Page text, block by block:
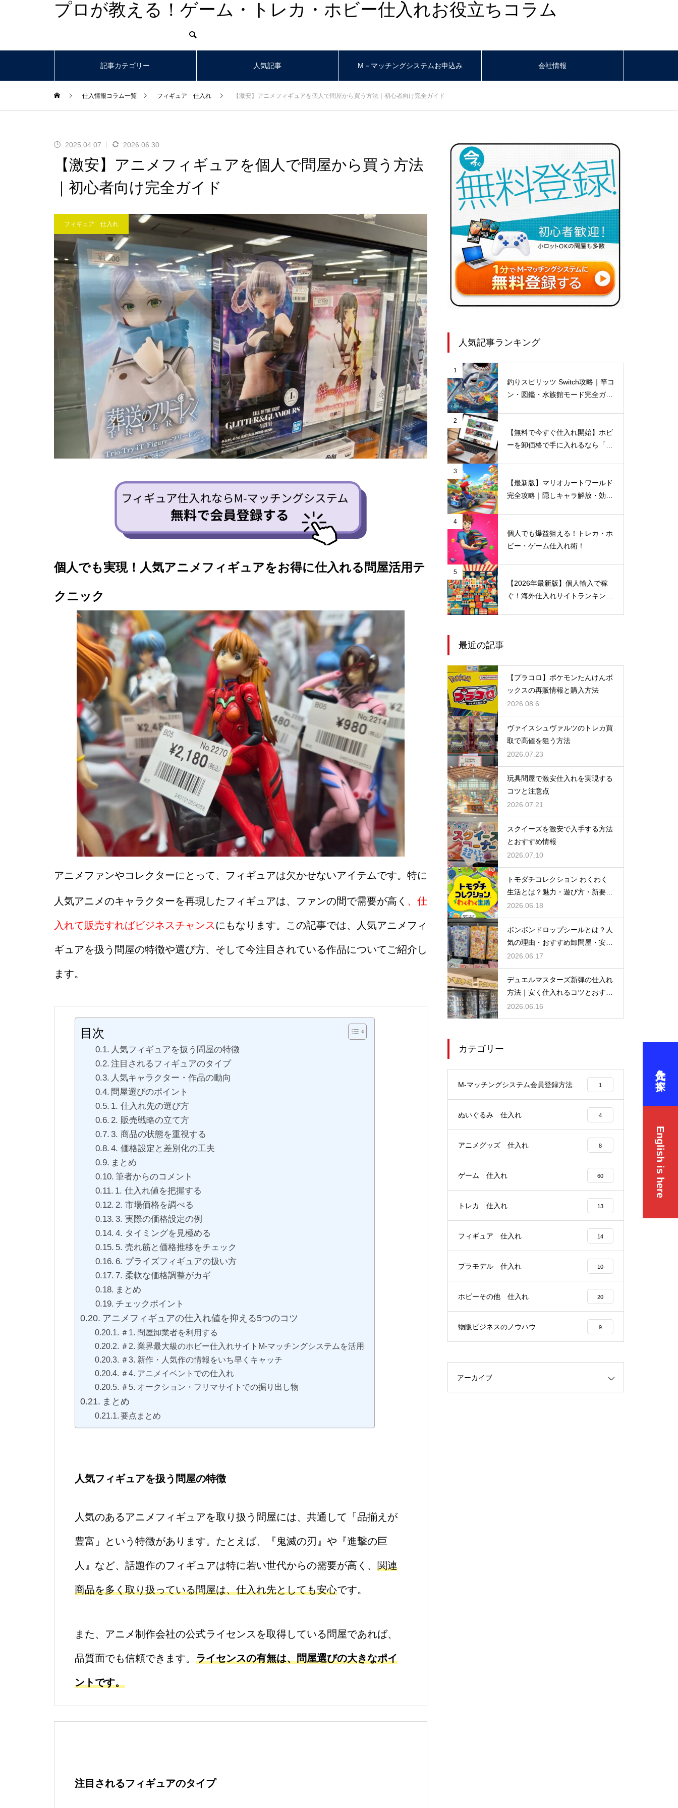
プロが教える！ゲーム・トレカ・ホビー仕入れお役立ちコラム
記事カテゴリー 人気記事 M－マッチングシステムお申込み 会社情報
仕入情報コラム一覧 フィギュア 仕入れ 【激安】アニメフィギュアを個人で問屋から買う方法｜初心者向け完全ガイド
2025.04.07 2026.06.30
【激安】アニメフィギュアを個人で問屋から買う方法
｜初心者向け完全ガイド
フィギュア 仕入れ
個人でも実現！人気アニメフィギュアをお得に仕入れる問屋活用テ
クニック
アニメファンやコレクターにとって、フィギュアは欠かせないアイテムです。特に
人気アニメのキャラクターを再現したフィギュアは、ファンの間で需要が高く 、仕
入れて販売すればビジネスチャンス にもなります。この記事では、人気アニメフィ
ギュアを扱う問屋の特徴や選び方、そして今注目されている作品についてご紹介し
ます。
目次
人気フィギュアを扱う問屋の特徴
注目されるフィギュアのタイプ
人気キャラクター・作品の動向
問屋選びのポイント
1. 仕入れ先の選び方
2. 販売戦略の立て方
3. 商品の状態を重視する
4. 価格設定と差別化の工夫
まとめ
筆者からのコメント
1. 仕入れ値を把握する
2. 市場価格を調べる
3. 実際の価格設定の例
4. タイミングを見極める
5. 売れ筋と価格推移をチェック
6. プライズフィギュアの扱い方
7. 柔軟な価格調整がカギ
まとめ
チェックポイント
アニメフィギュアの仕入れ値を抑える5つのコツ
＃1. 問屋卸業者を利用する
＃2. 業界最大級のホビー仕入れサイトM-マッチングシステムを活用
＃3. 新作・人気作の情報をいち早くキャッチ
＃4. アニメイベントでの仕入れ
＃5. オークション・フリマサイトでの掘り出し物
まとめ
要点まとめ
人気フィギュアを扱う問屋の特徴
人気のあるアニメフィギュアを取り扱う問屋には、共通して「品揃えが
豊富」という特徴があります。たとえば、『鬼滅の刃』や『進撃の巨
人』など、話題作のフィギュアは特に若い世代からの需要が高く、 関連
商品を多く取り扱っている問屋は、仕入れ先としても安心です。
また、アニメ制作会社の公式ライセンスを取得している問屋であれば、
品質面でも信頼できます。 ライセンスの有無は、問屋選びの大きなポイ
ントです。
注目されるフィギュアのタイプ
人気記事ランキング
1
釣りスピリッツ Switch攻略｜竿コ
ン・図鑑・水族館モード完全ガイ
2
【無料で今すぐ仕入れ開始】ホビ
ーを卸価格で手に入れるなら「M-
3
【最新版】マリオカートワールド
完全攻略｜隠しキャラ解放・効率
4
個人でも爆益狙える！トレカ・ホ
ビー・ゲーム仕入れ術！
5
【2026年最新版】個人輸入で稼
ぐ！海外仕入れサイトランキング
最近の記事
【プラコロ】ポケモンたんけんボ
ックスの再販情報と購入方法
2026.08.6
ヴァイスシュヴァルツのトレカ買
取で高値を狙う方法
2026.07.23
玩具問屋で激安仕入れを実現する
コツと注意点
2026.07.21
スクイーズを激安で入手する方法
とおすすめ情報
2026.07.10
トモダチコレクション わくわく
生活とは？魅力・遊び方・新要素
を徹底解説
2026.06.18
ボンボンドロップシールとは？人
気の理由・おすすめ卸問屋・安く
仕入れるコツを徹底解説
2026.06.17
デュエルマスターズ新弾の仕入れ
方法｜安く仕入れるコツとおすす
め仕入れ先
2026.06.16
カテゴリー
M-マッチングシステム会員登録方法 1
ぬいぐるみ 仕入れ 4
アニメグッズ 仕入れ 8
ゲーム 仕入れ 60
トレカ 仕入れ 13
フィギュア 仕入れ 14
プラモデル 仕入れ 10
ホビーその他 仕入れ 20
物販ビジネスのノウハウ 9
アーカイブ
仕入先を探す
English is here